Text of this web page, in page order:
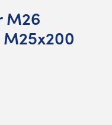
M26